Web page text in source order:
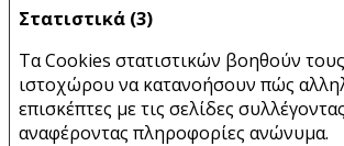
Στατιστικά (3)
Τα Cookies στατιστικών βοηθούν τους
ιστοχώρου να κατανοήσουν πώς
επισκέπτες με τις σελίδες
αναφέροντας πληροφορίες ανώνυμα.